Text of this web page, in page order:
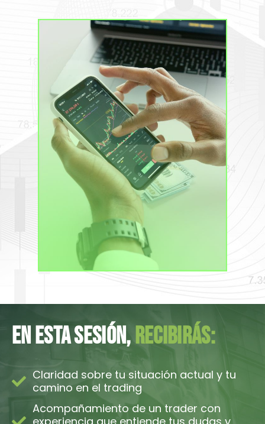
EN ESTA SESIÓN,RECIBIRÁS:
Claridad sobre tu situación actual y tu
camino en el trading
Acompañamiento de un trader con